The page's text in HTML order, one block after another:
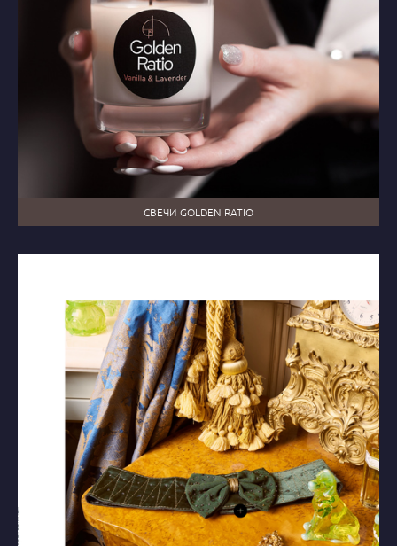
СВЕЧИ GOLDEN RATIO